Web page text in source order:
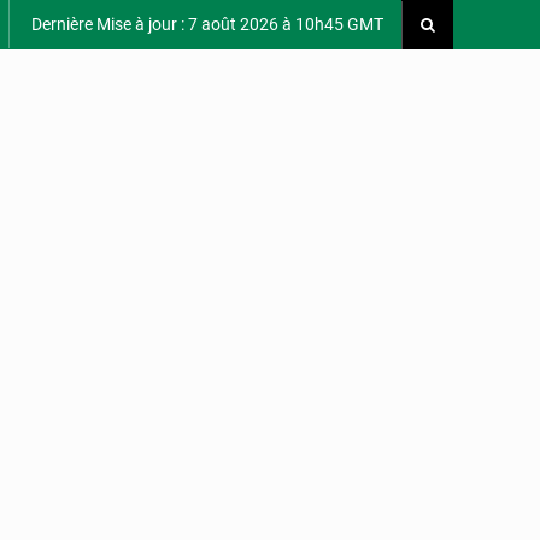
Dernière Mise à jour : 7 août 2026 à 10h45 GMT